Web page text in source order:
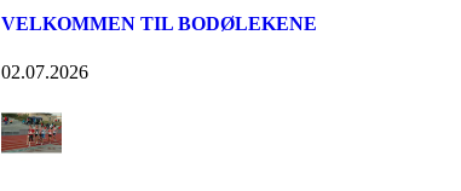
VELKOMMEN TIL BODØLEKENE
02.07.2026